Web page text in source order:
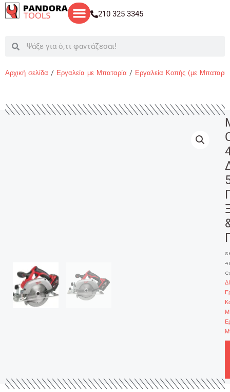
Μετάβαση
στο
210 325 3345
SearchSearch
Αρχική σελίδα / Εργαλεία με Μπαταρία / Εργαλεία Κοπής (με